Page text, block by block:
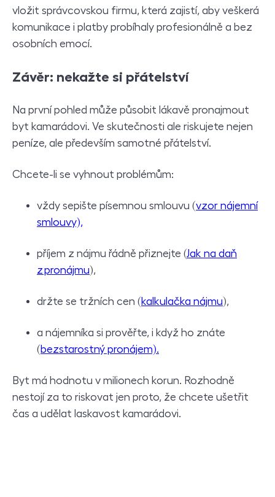
vložit správcovskou firmu, která zajistí, aby veškerá
komunikace i platby probíhaly profesionálně a bez
osobních emocí.
Závěr: nekažte si přátelství
Na první pohled může působit lákavě pronajmout
byt kamarádovi. Ve skutečnosti ale riskujete nejen
peníze, ale především samotné přátelství.
Chcete-li se vyhnout problémům:
vždy sepište písemnou smlouvu (vzor nájemní
smlouvy),
příjem z nájmu řádně přiznejte (Jak na daň
z pronájmu),
držte se tržních cen (kalkulačka nájmu),
a nájemníka si prověřte, i když ho znáte
(bezstarostný pronájem).
Byt má hodnotu v milionech korun. Rozhodně
nestojí za to riskovat jen proto, že chcete ušetřit
čas a udělat laskavost kamarádovi.